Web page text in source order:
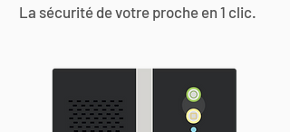
La sécurité de votre proche en 1 clic.